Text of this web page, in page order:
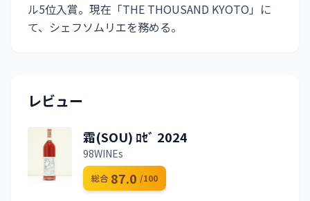
ル5位入賞。現在「THE THOUSAND KYOTO」に
て、シェフソムリエを務める。
レビュー
霜(SOU) ﾛｾﾞ 2024
98WINEs
総合 87.0 /100